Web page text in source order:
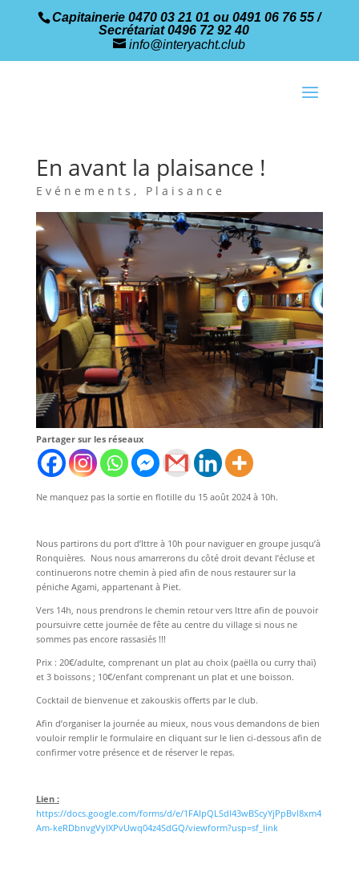
Capitainerie 0470 03 21 01 ou 0491 06 76 55 /
Secrétariat 0496 72 92 40
info@interyacht.club
En avant la plaisance !
Evénements , Plaisance
Partager sur les réseaux
Ne manquez pas la sortie en flotille du 15 août 2024 à 10h.
Nous partirons du port d’Ittre à 10h pour naviguer en groupe jusqu’à
Ronquières. Nous nous amarrerons du côté droit devant l’écluse et
continuerons notre chemin à pied afin de nous restaurer sur la
péniche Agami, appartenant à Piet.
Vers 14h, nous prendrons le chemin retour vers Ittre afin de pouvoir
poursuivre cette journée de fête au centre du village si nous ne
sommes pas encore rassasiés !!!
Prix : 20€/adulte, comprenant un plat au choix (paëlla ou curry thaï)
et 3 boissons ; 10€/enfant comprenant un plat et une boisson.
Cocktail de bienvenue et zakouskis offerts par le club.
Afin d’organiser la journée au mieux, nous vous demandons de bien
vouloir remplir le formulaire en cliquant sur le lien ci-dessous afin de
confirmer votre présence et de réserver le repas.
Lien :
https://docs.google.com/forms/d/e/1FAIpQLSdl43wBScyYjPpBvl8xm4
Am-keRDbnvgVyIXPvUwq04z4SdGQ/viewform?usp=sf_link